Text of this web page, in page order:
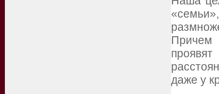
Причем
даже у